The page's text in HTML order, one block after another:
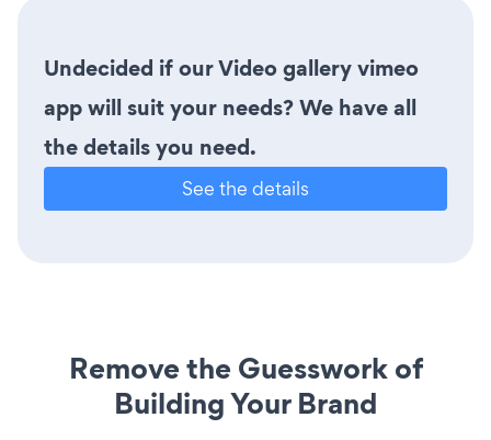
Undecided if our Video gallery vimeo
app will suit your needs? We have all
the details you need.
See the details
Remove the Guesswork of
Building Your Brand